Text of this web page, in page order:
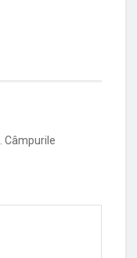
Câmpurile